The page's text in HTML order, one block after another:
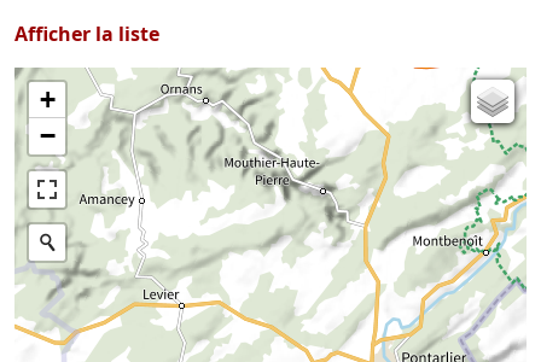
Afficher la liste
+
−
Carte de l'état-major (1820-1866)
Parcellaire cadastral
Plan IGN
Photographies aériennes